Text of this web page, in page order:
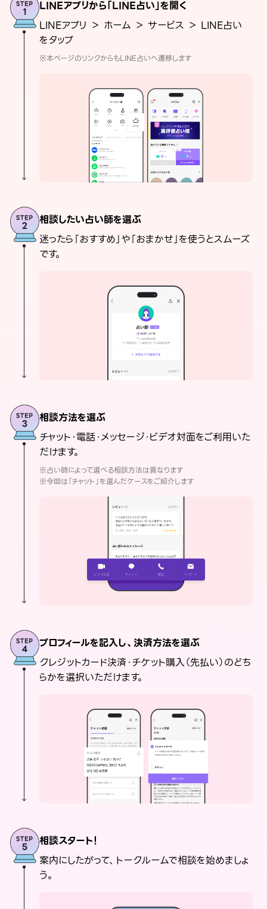
LINEアプリから「LINE占い」を開く
LINEアプリ ＞ ホーム ＞ サービス ＞ LINE占い
をタップ
※本ページのリンクからもLINE占いへ遷移します
相談したい占い師を選ぶ
迷ったら「おすすめ」や「おまかせ」を使うとスムーズ
です。
相談方法を選ぶ
チャット・電話・メッセージ・ビデオ対面をご利用いた
だけます。
※占い師によって選べる相談方法は異なります
※今回は「チャット」を選んだケースをご紹介します
プロフィールを記入し、決済方法を選ぶ
クレジットカード決済・チケット購入（先払い）のどち
らかを選択いただけます。
相談スタート！
案内にしたがって、トークルームで相談を始めましょ
う。